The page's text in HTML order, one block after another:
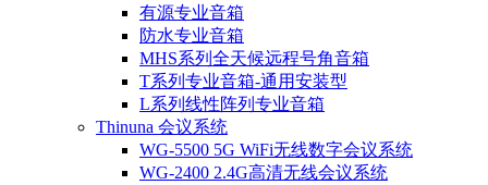
有源专业音箱
防水专业音箱
MHS系列全天候远程号角音箱
T系列专业音箱-通用安装型
L系列线性阵列专业音箱
Thinuna 会议系统
WG-5500 5G WiFi无线数字会议系统
WG-2400 2.4G高清无线会议系统